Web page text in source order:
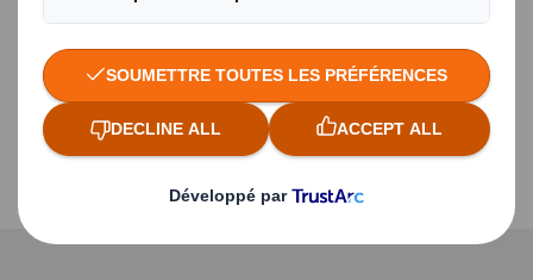
Un emballage innovant de 5 litres pour
Spadel